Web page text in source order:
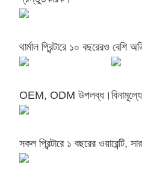
থার্মাল প্রিন্টারে ১০ বছরেরও
OEM, ODM উপলব্ধ।
সকল প্রিন্টারে ১ বছরের ওয়ারেন্টি,